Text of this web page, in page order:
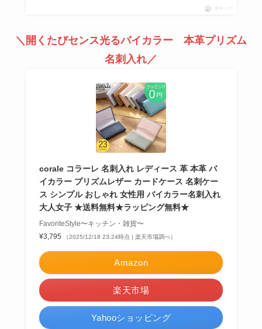
ポチップ
＼開くたびセンス光るバイカラー 本革プリズム
名刺入れ／
corale コラーレ 名刺入れ レディース 革 本革 バ
イカラー プリズムレザー カードケース 名刺ケー
ス シンプル おしゃれ 女性用 バイカラー名刺入れ
大人女子 ★送料無料★ラッピング無料★
FavoriteStyle〜キッチン・雑貨〜
¥3,795
（2025/12/18 23:24時点 | 楽天市場調べ）
Amazon
楽天市場
Yahooショッピング